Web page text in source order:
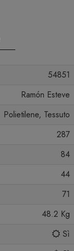
54851
Ramón Esteve
Polietilene, Tessuto
287
84
44
71
48.2 Kg
Sì